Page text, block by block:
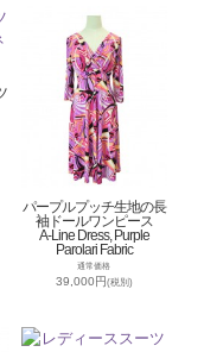
パープルプッチ生地の長
袖ドールワンピース
A-Line Dress, Purple
Parolari Fabric
通常価格
39,000円(税別)